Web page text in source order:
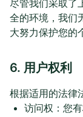
尽管我们采取了
全的环境，我们
大努力保护您的
6. 用户权利
根据适用的法律
访问权：您